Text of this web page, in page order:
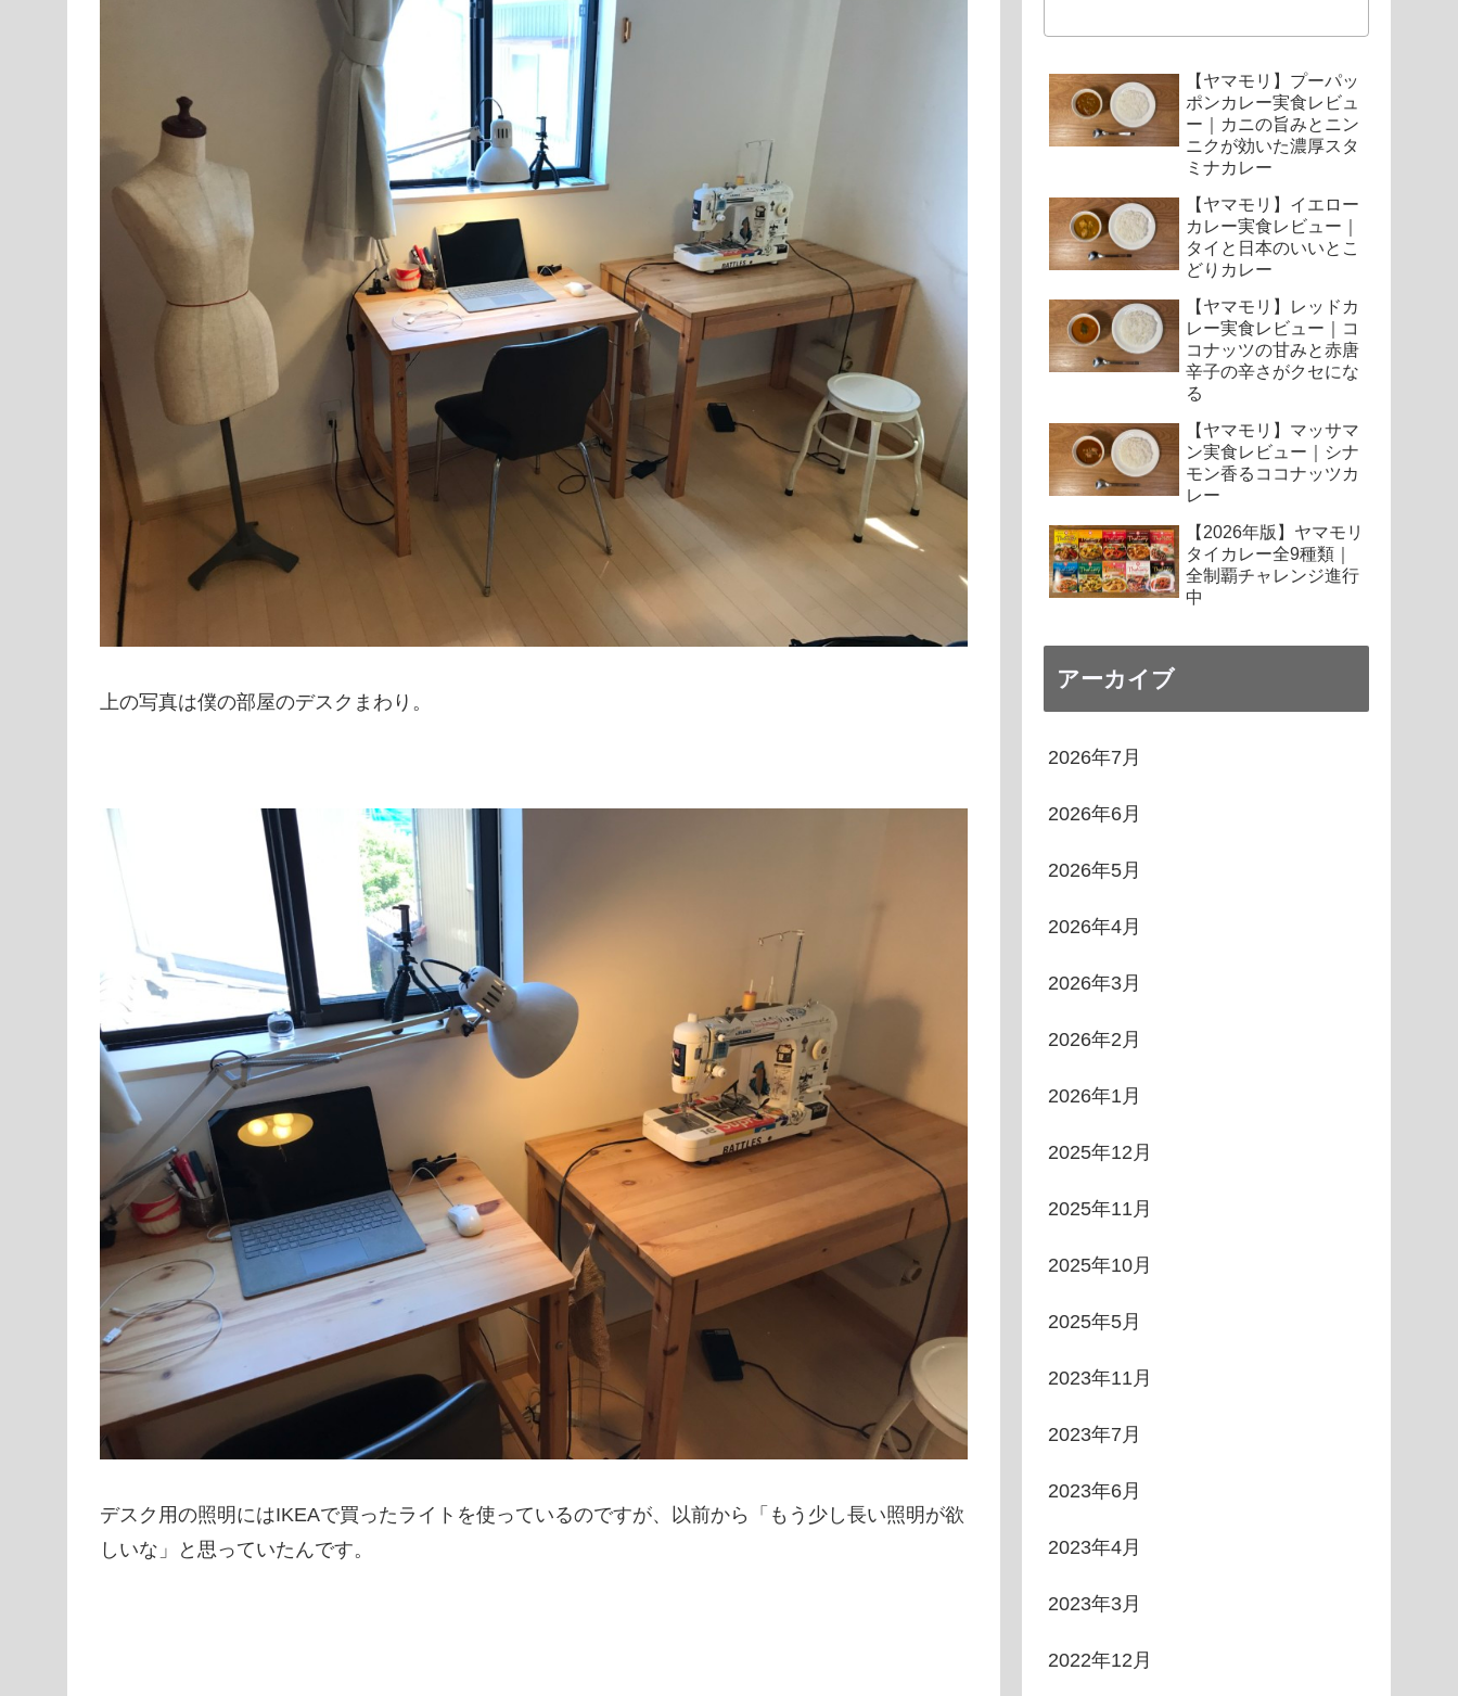
上の写真は僕の部屋のデスクまわり。
デスク用の照明にはIKEAで買ったライトを使っているのですが、以前から「もう少し長い照明が欲
しいな」と思っていたんです。
【ヤマモリ】プーパッ
ポンカレー実食レビュ
ー｜カニの旨みとニン
ニクが効いた濃厚スタ
ミナカレー
【ヤマモリ】イエロー
カレー実食レビュー｜
タイと日本のいいとこ
どりカレー
【ヤマモリ】レッドカ
レー実食レビュー｜コ
コナッツの甘みと赤唐
辛子の辛さがクセにな
る
【ヤマモリ】マッサマ
ン実食レビュー｜シナ
モン香るココナッツカ
レー
【2026年版】ヤマモリ
タイカレー全9種類｜
全制覇チャレンジ進行
中
アーカイブ
2026年7月
2026年6月
2026年5月
2026年4月
2026年3月
2026年2月
2026年1月
2025年12月
2025年11月
2025年10月
2025年5月
2023年11月
2023年7月
2023年6月
2023年4月
2023年3月
2022年12月